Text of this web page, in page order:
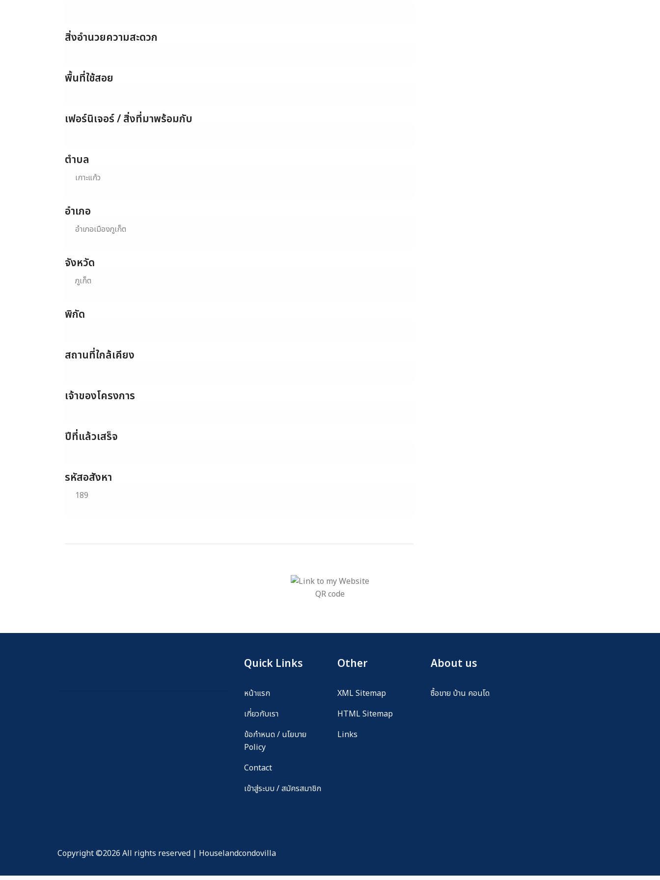
สิ่งอำนวยความสะดวก
พื้นที่ใช้สอย
เฟอร์นิเจอร์ / สิ่งที่มาพร้อมกับ
ตำบล
เกาะแก้ว
อำเภอ
อำเภอเมืองภูเก็ต
จังหวัด
ภูเก็ต
พิกัด
สถานที่ใกล้เคียง
เจ้าของโครงการ
ปีที่แล้วเสร็จ
รหัสอสังหา
189
QR code
Quick Links
หน้าแรก
เกี่ยวกับเรา
ข้อกำหนด / นโยบาย
Policy
Contact
เข้าสู่ระบบ / สมัครสมาชิก
Other
XML Sitemap
HTML Sitemap
Links
About us
ซื้อขาย บ้าน คอนโด
Copyright ©2026 All rights reserved | Houselandcondovilla